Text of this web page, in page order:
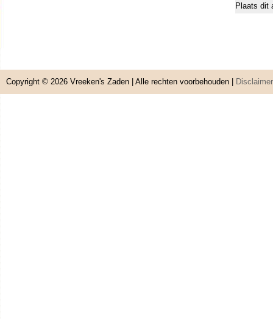
Plaats dit
Copyright © 2026 Vreeken's Zaden | Alle rechten voorbehouden | Disclaimer